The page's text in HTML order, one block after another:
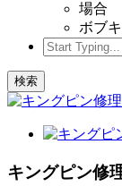
場合
ボブ
検索
キングピン修